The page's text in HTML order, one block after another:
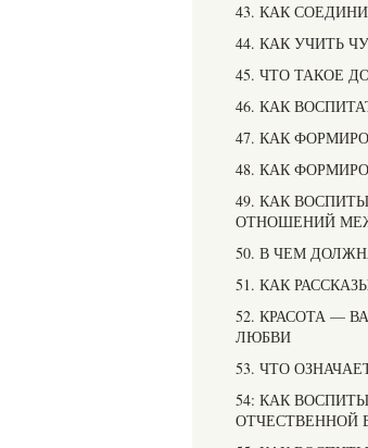
43. КАК
44. КАК УЧИТЬ
45. ЧТО ТАКОЕ
46. КАК
47. КАК
48. КАК
49. КАК
ОТНОШЕНИЙ
50. В ЧЕМ
51. КАК
52. КРАСОТА —
ЛЮБВИ
53. ЧТО
54: КАК
ОТЧЕСТВЕННОЙ